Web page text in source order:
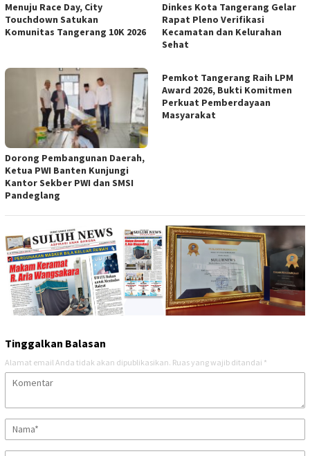
Menuju Race Day, City
Touchdown Satukan
Komunitas Tangerang 10K 2026
Dinkes Kota Tangerang Gelar
Rapat Pleno Verifikasi
Kecamatan dan Kelurahan
Sehat
Dorong Pembangunan Daerah,
Ketua PWI Banten Kunjungi
Kantor Sekber PWI dan SMSI
Pandeglang
Pemkot Tangerang Raih LPM
Award 2026, Bukti Komitmen
Perkuat Pemberdayaan
Masyarakat
Tinggalkan Balasan
Alamat email Anda tidak akan dipublikasikan. Ruas yang wajib ditandai *